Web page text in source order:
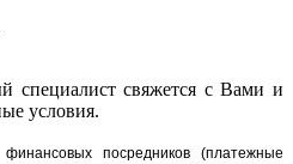
специалист свяжется с Вами и
условия.
посредников (платежные